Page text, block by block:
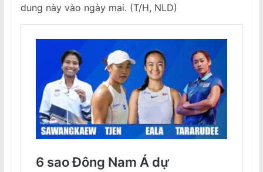
dung này vào ngày mai. (T/H, NLD)